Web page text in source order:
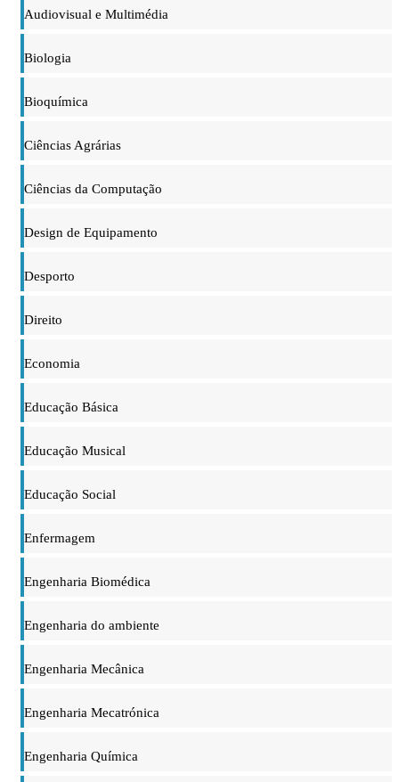
Audiovisual e Multimédia
Biologia
Bioquímica
Ciências Agrárias
Ciências da Computação
Design de Equipamento
Desporto
Direito
Economia
Educação Básica
Educação Musical
Educação Social
Enfermagem
Engenharia Biomédica
Engenharia do ambiente
Engenharia Mecânica
Engenharia Mecatrónica
Engenharia Química